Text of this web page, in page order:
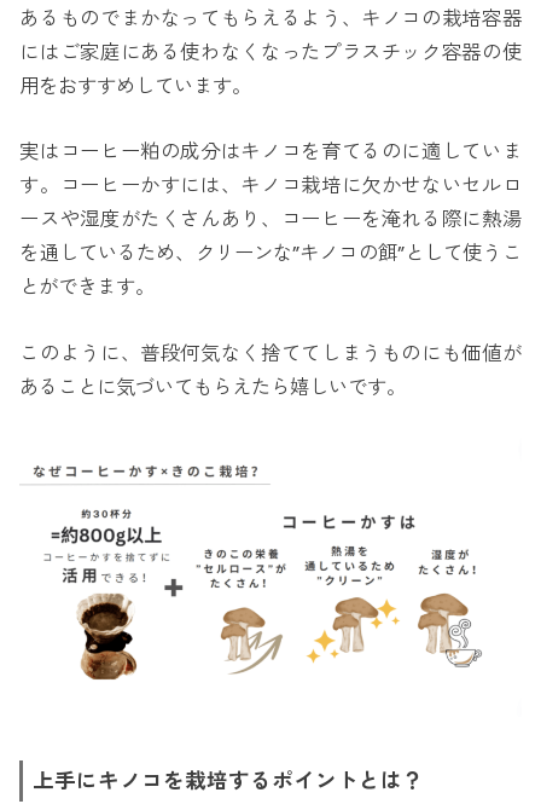
あるものでまかなってもらえるよう、キノコの栽培容器
にはご家庭にある使わなくなったプラスチック容器の使
用をおすすめしています。
実はコーヒー粕の成分はキノコを育てるのに適していま
す。コーヒーかすには、キノコ栽培に欠かせないセルロ
ースや湿度がたくさんあり、コーヒーを淹れる際に熱湯
を通しているため、クリーンな”キノコの餌”として使うこ
とができます。
このように、普段何気なく捨ててしまうものにも価値が
あることに気づいてもらえたら嬉しいです。
上手にキノコを栽培するポイントとは？